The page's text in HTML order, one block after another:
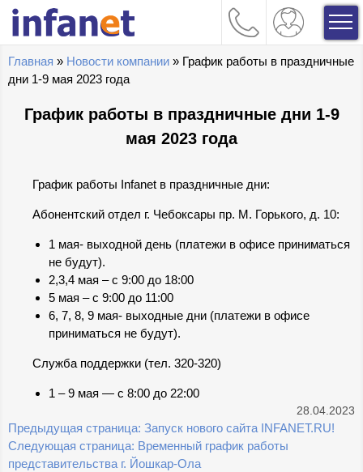
Главная » Новости компании » График работы в праздничные
дни 1-9 мая 2023 года
График работы в праздничные дни 1-9
мая 2023 года
График работы Infanet в праздничные дни:
Абонентский отдел г. Чебоксары пр. М. Горького, д. 10:
1 мая- выходной день (платежи в офисе приниматься
не будут).
2,3,4 мая – с 9:00 до 18:00
5 мая – с 9:00 до 11:00
6, 7, 8, 9 мая- выходные дни (платежи в офисе
приниматься не будут).
Служба поддержки (тел. 320-320)
1 – 9 мая — с 8:00 до 22:00
28.04.2023
Навигация
по
Предыдущая страница: Запуск нового сайта INFANET.RU!
Следующая страница: Временный график работы
представительства г. Йошкар-Ола